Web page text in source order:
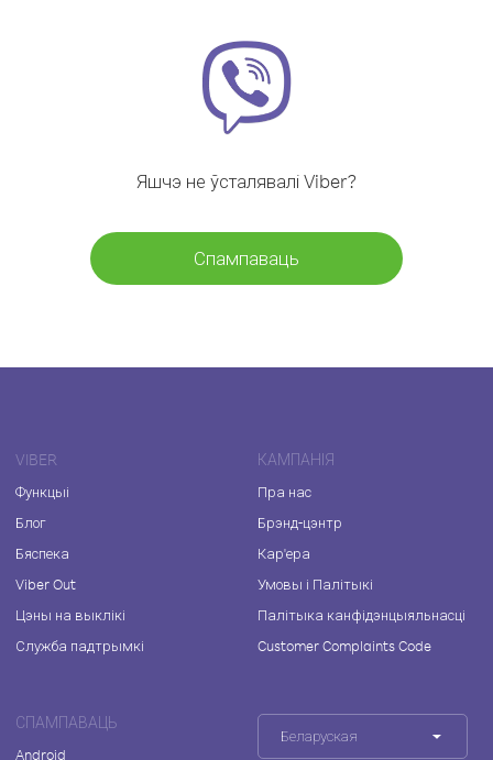
Яшчэ не ўсталявалі Viber?
Спампаваць
VIBER
Функцыі
Блог
Бяспека
Viber Out
Цэны на выклікі
Служба падтрымкі
КАМПАНІЯ
Пра нас
Брэнд-цэнтр
Кар'ера
Умовы і Палітыкі
Палітыка канфідэнцыяльнасці
Customer Complaints Code
СПАМПАВАЦЬ
Android
Беларуская